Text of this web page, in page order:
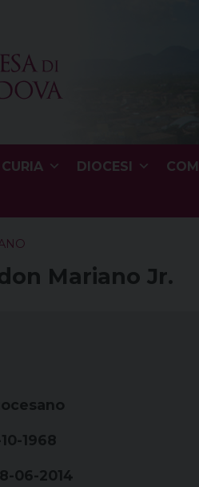
CURIA DIOCESI
Mariano Jr.
1968
06-2014